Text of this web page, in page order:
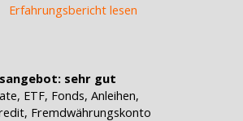
Erfahrungsbericht lesen
sehr gut
ETF, Fonds, Anleihen,
Fremdwährungskonto